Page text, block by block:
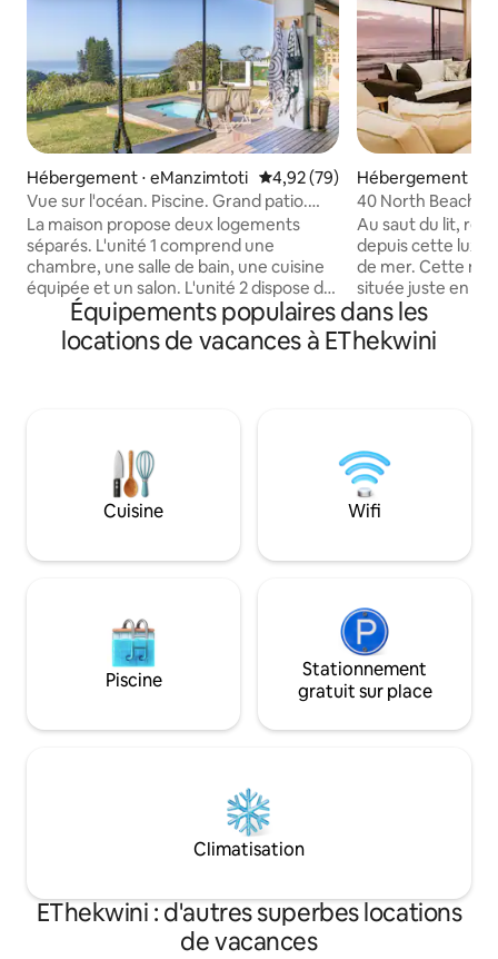
Hébergement ⋅ eManzimtoti Évaluation moyenne sur la
4,92 (79)
Vue sur l'océan. Piscine. Grand patio.
3 chambres avec salle de bain privative
La maison propose deux logements
séparés. L'unité 1 comprend une
chambre, une salle de bain, une cuisine
équipée et un salon. L'unité 2 dispose de
deux chambres avec salle de bains
privative, d'une kitchenette et d'une
salle de télévision. Profitez d'une vue
Accès facile à la maison principale avec
des marches menant au parking. Les
propriétaires résident discrètement
dans un chalet de jardin derrière la
en respectant votre intimité.
Hébergement ⋅
40 North Beach
Au saut du lit,
depuis cette
de mer. Cette maison spacieuse est
située juste en
de la piscine
250 m des
offre une vue
remboursable est
réservation de
Strictement pas
visiteurs de jour
Équipements populaires dans les
locations de vacances à EThekwini
Cuisine Wifi
Piscine
Stationnement
gratuit sur place
Climatisation
EThekwini : d'autres superbes locations
de vacances